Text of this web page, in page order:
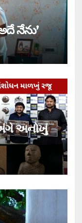
నేను’
અનોખું